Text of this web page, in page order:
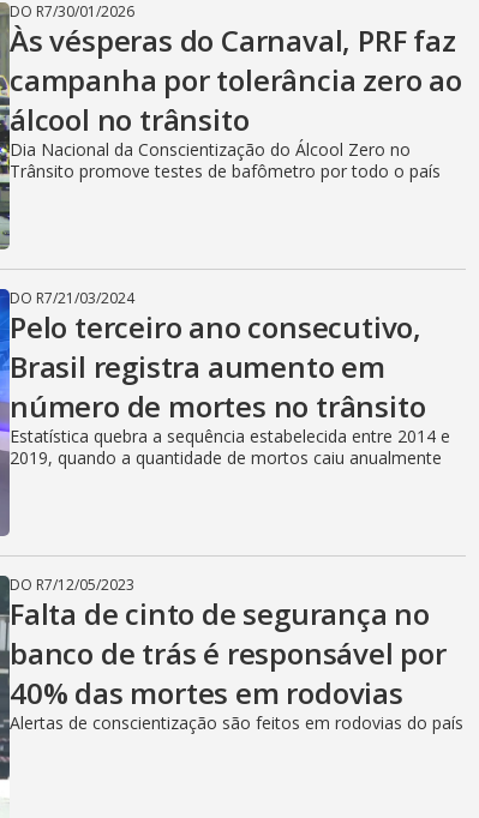
DO R7/30/01/2026
Às vésperas do Carnaval, PRF faz
campanha por tolerância zero ao
álcool no trânsito
Dia Nacional da Conscientização do Álcool Zero no
Trânsito promove testes de bafômetro por todo o país
DO R7/21/03/2024
Pelo terceiro ano consecutivo,
Brasil registra aumento em
número de mortes no trânsito
Estatística quebra a sequência estabelecida entre 2014 e
2019, quando a quantidade de mortos caiu anualmente
DO R7/12/05/2023
Falta de cinto de segurança no
banco de trás é responsável por
40% das mortes em rodovias
Alertas de conscientização são feitos em rodovias do país